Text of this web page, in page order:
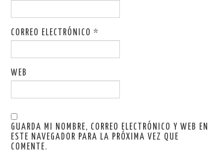
CORREO ELECTRÓNICO*
WEB
GUARDA MI NOMBRE, CORREO ELECTRÓNICO Y WEB EN
ESTE NAVEGADOR PARA LA PRÓXIMA VEZ QUE
COMENTE.